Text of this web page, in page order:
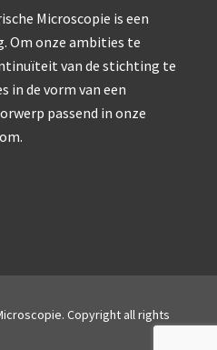
(1895-1900)
Heurck’ (ca. 1900)
1925)
(1955-1957)
McArthur type (1959-
(ca. 1965)
(1965-1980)
(ca. 1970)
Microscopie is een
Om onze ambities te
van de stichting te
in de vorm van een
passend in onze
Copyright all rights